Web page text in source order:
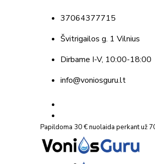
37064377715
Švitrigailos g. 1 Vilnius
Dirbame I-V, 10:00-18:00
info@voniosguru.lt
Papildoma 30 € nuolaida perkant už